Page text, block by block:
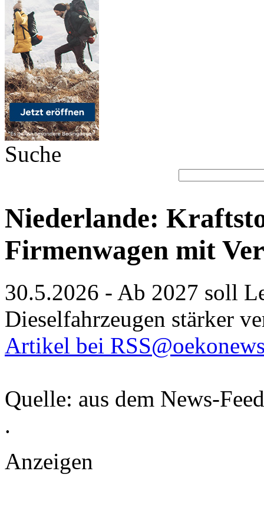
Suche
Niederlande:
Firmenwagen mit
30.5.2026 - Ab 2027 soll
Dieselfahrzeugen stärker
Artikel bei
Quelle: aus dem News-
.
Anzeigen